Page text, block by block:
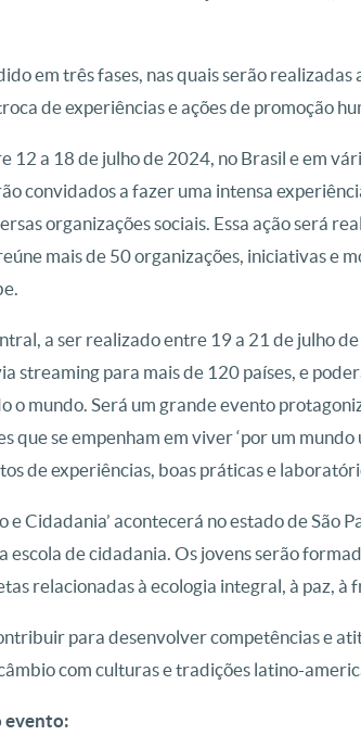
em três fases, nas quais serão
de experiências e ações de promoção
12 a 18 de julho de 2024, no Brasil e em
convidados a fazer uma intensa
organizações sociais. Essa ação será
mais de 50 organizações, iniciativas e
a ser realizado entre 19 a 21 de julho
streaming para mais de 120 países, e
o mundo. Será um grande evento
que se empenham em viver ‘por um mundo
de experiências, boas práticas e
e Cidadania’ acontecerá no estado de São
escola de cidadania. Os jovens serão
relacionadas à ecologia integral, à paz, à
para desenvolver competências e
com culturas e tradições latino-
evento: